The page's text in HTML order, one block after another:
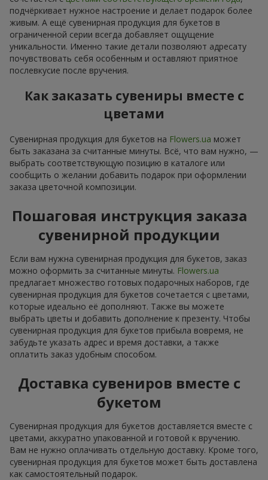
подчёркивает нужное настроение и делает подарок более
живым. А ещё сувенирная продукция для букетов в
ограниченной серии всегда добавляет ощущение
уникальности. Именно такие детали позволяют адресату
почувствовать себя особенным и оставляют приятное
послевкусие после вручения.
Как заказать сувениры вместе с
цветами
Сувенирная продукция для букетов на Flowers.ua может
быть заказана за считанные минуты. Всё, что вам нужно, —
выбрать соответствующую позицию в каталоге или
сообщить о желании добавить подарок при оформлении
заказа цветочной композиции.
Пошаговая инструкция заказа
сувенирной продукции
Если вам нужна сувенирная продукция для букетов, заказ
можно оформить за считанные минуты. Flowers.ua
предлагает множество готовых подарочных наборов, где
сувенирная продукция для букетов сочетается с цветами,
которые идеально её дополняют. Также вы можете
выбрать цветы и добавить дополнение к презенту. Чтобы
сувенирная продукция для букетов прибыла вовремя, не
забудьте указать адрес и время доставки, а также
оплатить заказ удобным способом.
Доставка сувениров вместе с
букетом
Сувенирная продукция для букетов доставляется вместе с
цветами, аккуратно упакованной и готовой к вручению.
Вам не нужно оплачивать отдельную доставку. Кроме того,
сувенирная продукция для букетов может быть доставлена
как самостоятельный подарок.